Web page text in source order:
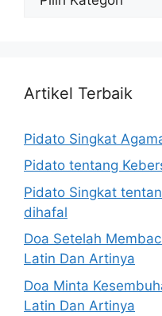
Artikel Terbaik
Pidato Singkat
Pidato tentang
Pidato Singkat
dihafal
Doa Setelah
Latin Dan Artinya
Doa Minta
Latin Dan Artinya